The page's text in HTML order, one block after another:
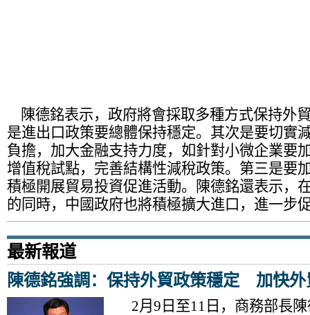
陳德銘表示，政府將會採取多種方式保持外
是進出口政策要總體保持穩定。其次是要切實
負擔，加大金融支持力度，如針對小微企業要
增值稅試點，完善結構性減稅政策。第三是要
積極開展貿易投資促進活動。陳德銘還表示，
的同時，中國政府也將積極擴大進口，進一步
最新報道
陳德銘強調：保持外貿政策穩定 加快外
2月9日至11日，商務部長